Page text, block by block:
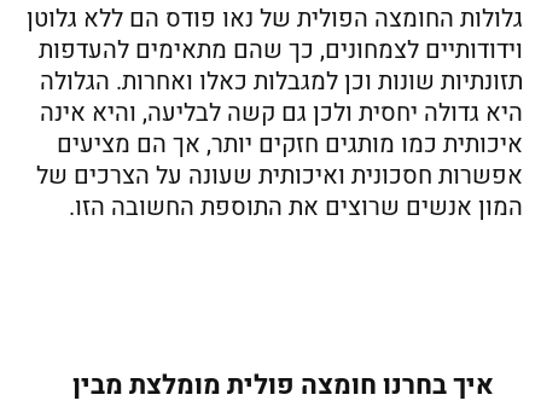
גלולות החומצה הפולית של נאו פודס הם ללא גלוטן
וידודותיים לצמחונים, כך שהם מתאימים להעדפות
תזונתיות שונות וכן למגבלות כאלו ואחרות. הגלולה
היא גדולה יחסית ולכן גם קשה לבליעה, והיא אינה
איכותית כמו מותגים חזקים יותר, אך הם מציעים
אפשרות חסכונית ואיכותית שעונה על הצרכים של
המון אנשים שרוצים את התוספת החשובה הזו.
איך בחרנו חומצה פולית מומלצת מבין